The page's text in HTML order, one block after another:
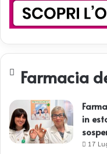
Farmacia
in
17